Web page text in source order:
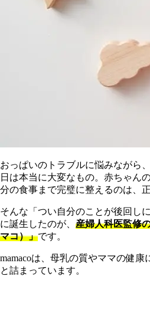
おっぱいのトラブルに悩みながら
日は本当に大変なもの。赤ちゃん
分の食事まで完璧に整えるのは、
そんな「つい自分のことが後回し
に誕生したのが、 産婦人科医監修
マコ）」です。
mamacoは、母乳の質やママの健
と詰まっています。